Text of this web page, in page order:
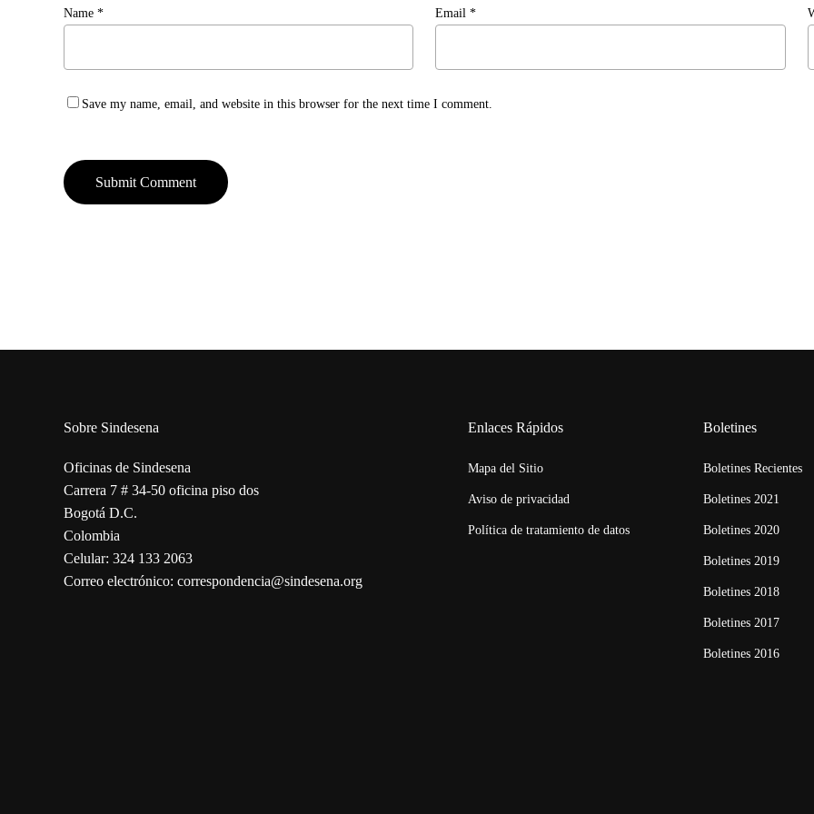
Name * Email*
Save my name, email, and website in this browser for the next time I comment.
Sobre Sindesena
Oficinas de Sindesena
Carrera 7 # 34-50 oficina piso dos
Bogotá D.C.
Colombia
Celular: 324 133 2063
Correo electrónico: correspondencia@sindesena.org
Enlaces Rápidos
Mapa del Sitio
Aviso de privacidad
Política de tratamiento de datos
Boletines
Boletines Recientes
Boletines 2021
Boletines 2020
Boletines 2019
Boletines 2018
Boletines 2017
Boletines 2016